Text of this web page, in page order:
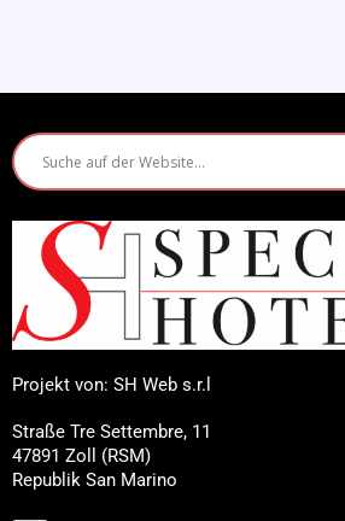
Projekt von: SH Web s.r.l
Straße Tre Settembre, 11
47891 Zoll (RSM)
Republik San Marino